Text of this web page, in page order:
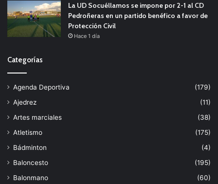
La UD Socuéllamos se impone por 2-1 al CD
Pedroñeras en un partido benéfico a favor de
Protección Civil
Hace 1 día
Categorías
Agenda Deportiva
(179)
Ajedrez
(11)
Artes marciales
(38)
Atletismo
(175)
Bádminton
(4)
Baloncesto
(195)
Balonmano
(60)